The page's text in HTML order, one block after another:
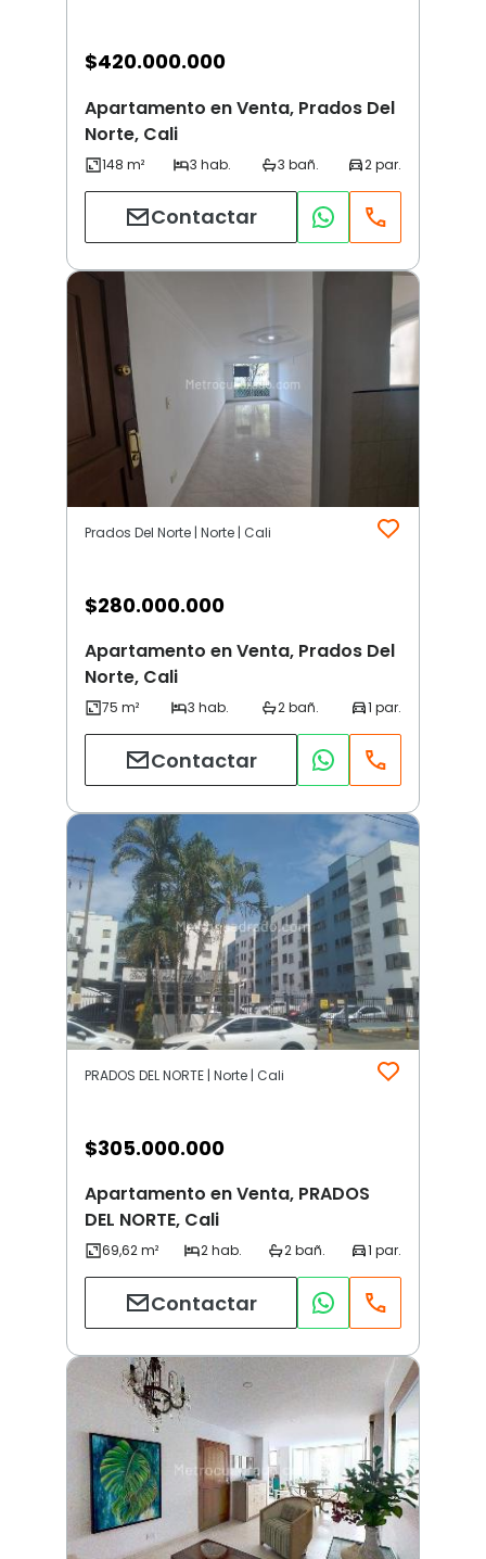
$420.000.000
Apartamento en Venta, Prados Del
Norte, Cali
Contactar
Prados Del Norte | Norte | Cali
$280.000.000
Apartamento en Venta, Prados Del
Norte, Cali
Contactar
PRADOS DEL NORTE | Norte | Cali
$305.000.000
Apartamento en Venta, PRADOS
DEL NORTE, Cali
Contactar